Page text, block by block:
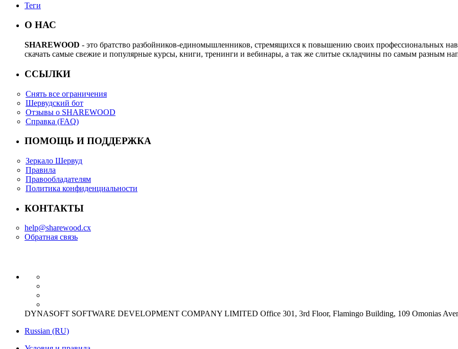
Теги
О НАС
SHAREWOOD - это братство разбойников-единомышленников, стремящихся к повышению своих профессиональных
скачать самые свежие и популярные курсы, книги, тренинги и вебинары, а так же слитые складчины по самым разным
ССЫЛКИ
Снять все ограничения
Шервудский бот
Отзывы о SHAREWOOD
Справка (FAQ)
ПОМОЩЬ И ПОДДЕРЖКА
Зеркало Шервуд
Правила
Правообладателям
Политика конфиденциальности
КОНТАКТЫ
help@sharewood.cx
Обратная связь
DYNASOFT SOFTWARE DEVELOPMENT COMPANY LIMITED Office 301, 3rd Floor, Flamingo Building, 109 Omonias
Russian (RU)